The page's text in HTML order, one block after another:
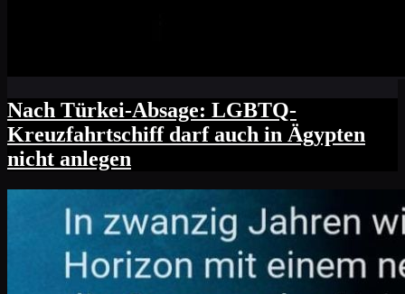
Nach Türkei-Absage: LGBTQ-
Kreuzfahrtschiff darf auch in Ägypten
nicht anlegen